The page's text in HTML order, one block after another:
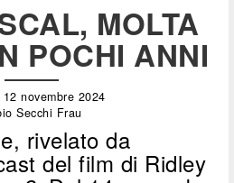
MOLTA
POCHI ANNI
novembre 2024
Secchi Frau
rivelato da
del film di Ridley